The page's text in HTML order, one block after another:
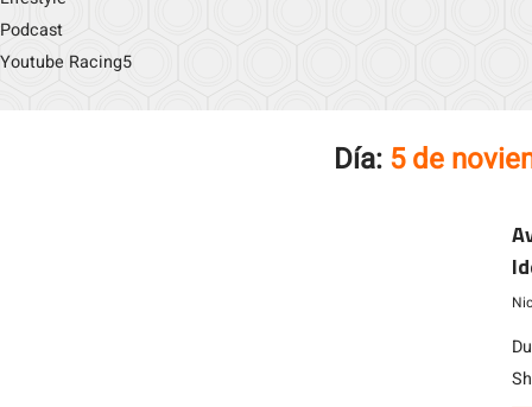
Podcast
Youtube Racing5
Día: 5 de